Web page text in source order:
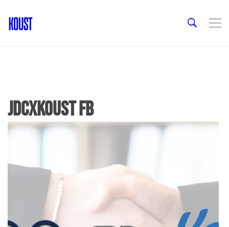
JDCXKoust FB